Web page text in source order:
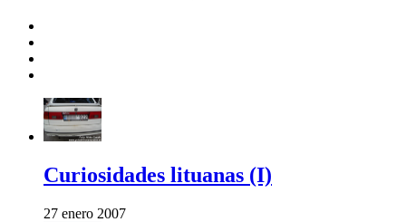
Curiosidades lituanas (I)
27 enero 2007